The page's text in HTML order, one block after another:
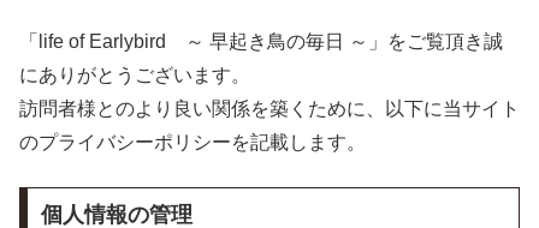
「life of Earlybird ～ 早起き鳥の毎日 ～」をご覧頂き誠
にありがとうございます。
訪問者様とのより良い関係を築くために、以下に当サイト
のプライバシーポリシーを記載します。
個人情報の管理